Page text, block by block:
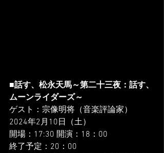
■話す、松永天馬～第二十三夜：話す、
ムーンライダーズ～
ゲスト：宗像明将（音楽評論家）
2024年2月10日（土）
開場：17:30 開演：18：00
終了予定：20：00